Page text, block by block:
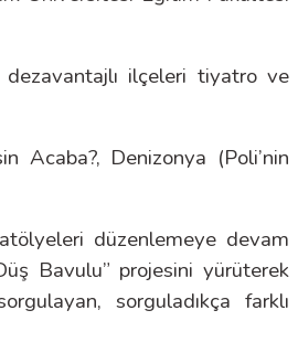
dezavantajlı ilçeleri tiyatro ve
Acaba?, Denizonya (Poli’nin
atölyeleri düzenlemeye devam
Bavulu” projesini yürüterek
sorguladıkça farklı